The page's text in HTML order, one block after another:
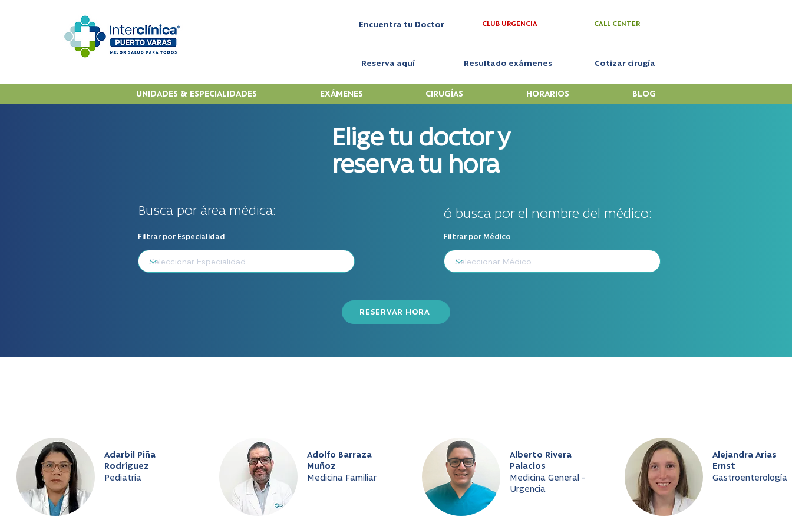
Encuentra tu Doctor CLUB URGENCIA
Reserva aquí Resultado exámenes
CALL CENTER
Cotizar cirugía
UNIDADES & ESPECIALIDADES EXÁMENES CIRUGÍAS HORARIOS BLOG
Elige tu doctor y
reserva tu hora
Busca por área médica: ó busca por el nombre del médico:
Filtrar por Especialidad Filtrar por Médico
RESERVAR HORA
Adarbil Piña
Rodríguez
Pediatría
Adolfo Barraza
Muñoz
Medicina Familiar
Alberto Rivera
Palacios
Medicina General -
Urgencia
Alejandra Arias
Ernst
Gastroenterología